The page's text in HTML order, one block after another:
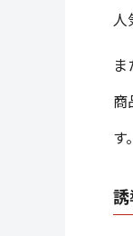
人
商
す。